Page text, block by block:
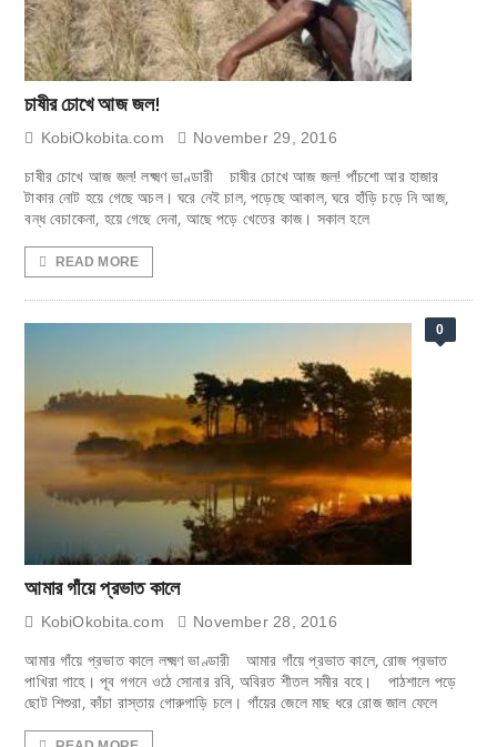
চাষীর চোখে আজ জল!
KobiOkobita.com November 29, 2016
চাষীর চোখে আজ জল! লক্ষ্মণ ভাণ্ডারী চাষীর চোখে আজ জল! পাঁচশো আর হাজার
টাকার নোট হয়ে গেছে অচল। ঘরে নেই চাল, পড়েছে আকাল, ঘরে হাঁড়ি চড়ে নি আজ,
বন্ধ বেচাকেনা, হয়ে গেছে দেনা, আছে পড়ে খেতের কাজ। সকাল হলে
READ MORE
0
আমার গাঁয়ে প্রভাত কালে
KobiOkobita.com November 28, 2016
আমার গাঁয়ে প্রভাত কালে লক্ষ্মণ ভাণ্ডারী আমার গাঁয়ে প্রভাত কালে, রোজ প্রভাত
পাখিরা গাহে। পূব গগনে ওঠে সোনার রবি, অবিরত শীতল সমীর বহে। পাঠশালে পড়ে
ছোট শিশুরা, কাঁচা রাস্তায় গোরুগাড়ি চলে। গাঁয়ের জেলে মাছ ধরে রোজ জাল ফেলে